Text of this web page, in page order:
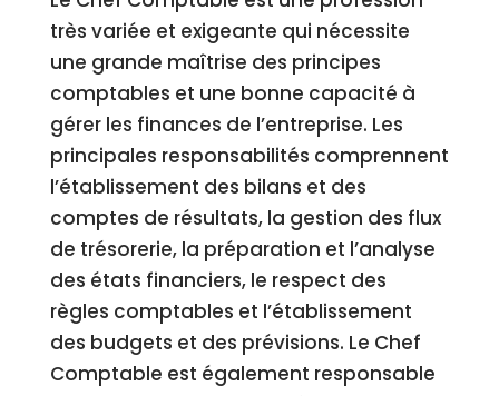
très variée et exigeante qui nécessite
une grande maîtrise des principes
comptables et une bonne capacité à
gérer les finances de l’entreprise. Les
principales responsabilités comprennent
l’établissement des bilans et des
comptes de résultats, la gestion des flux
de trésorerie, la préparation et l’analyse
des états financiers, le respect des
règles comptables et l’établissement
des budgets et des prévisions. Le Chef
Comptable est également responsable